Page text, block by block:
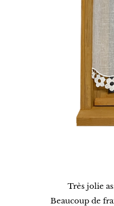
Très jolie
Beaucoup de